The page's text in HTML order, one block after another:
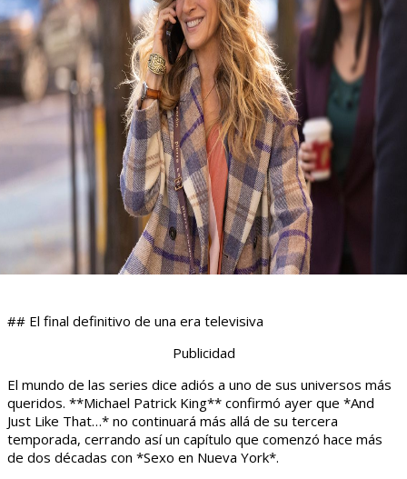
## El final definitivo de una era televisiva
Publicidad
El mundo de las series dice adiós a uno de sus universos más
queridos. **Michael Patrick King** confirmó ayer que *And
Just Like That…* no continuará más allá de su tercera
temporada, cerrando así un capítulo que comenzó hace más
de dos décadas con *Sexo en Nueva York*.